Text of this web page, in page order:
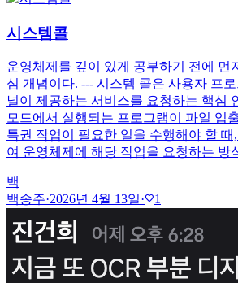
시스템콜
운영체제를 깊이 있게 공부하기 전에 먼
심 개념이다. --- 시스템 콜은 사용자 프
널이 제공하는 서비스를 요청하는 핵심
모드에서 실행되는 프로그램이 파일 입
특권 작업이 필요한 일을 수행해야 할
여 운영체제에 해당 작업을 요청하는 방
백
백송주·2026년 4월 13일·favorite1